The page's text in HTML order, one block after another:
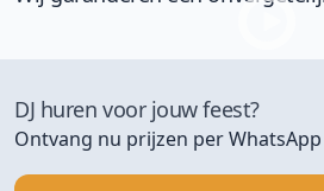
DJ huren voor jouw feest?
Ontvang nu prijzen per